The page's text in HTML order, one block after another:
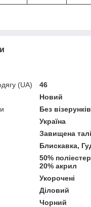
(UA)
46
Новий
Без
Україна
Завищена
Блискавка,
50%
20% акрил
Укорочені
Діловий
Чорний